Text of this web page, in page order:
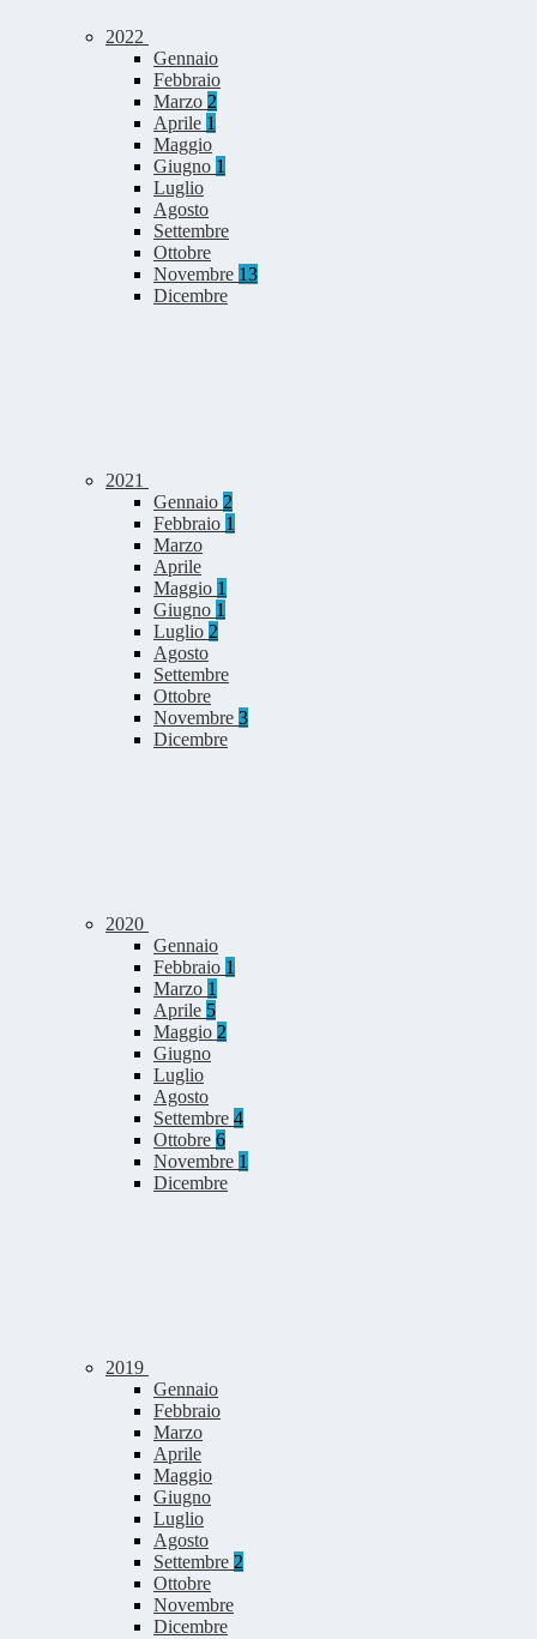
2022
Gennaio
Febbraio
Marzo 2
Aprile 1
Maggio
Giugno 1
Luglio
Agosto
Settembre
Ottobre
Novembre 13
Dicembre
2021
Gennaio 2
Febbraio 1
Marzo
Aprile
Maggio 1
Giugno 1
Luglio 2
Agosto
Settembre
Ottobre
Novembre 3
Dicembre
2020
Gennaio
Febbraio 1
Marzo 1
Aprile 5
Maggio 2
Giugno
Luglio
Agosto
Settembre 4
Ottobre 6
Novembre 1
Dicembre
2019
Gennaio
Febbraio
Marzo
Aprile
Maggio
Giugno
Luglio
Agosto
Settembre 2
Ottobre
Novembre
Dicembre